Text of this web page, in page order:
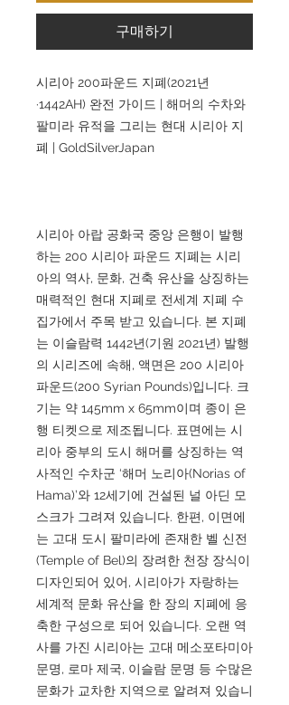
구매하기
시리아 200파운드 지폐(2021년
·1442AH) 완전 가이드 | 해머의 수차와
팔미라 유적을 그리는 현대 시리아 지
폐 | GoldSilverJapan
시리아 아랍 공화국 중앙 은행이 발행
하는 200 시리아 파운드 지폐는 시리
아의 역사, 문화, 건축 유산을 상징하는
매력적인 현대 지폐로 전세계 지폐 수
집가에서 주목 받고 있습니다. 본 지폐
는 이슬람력 1442년(기원 2021년) 발행
의 시리즈에 속해, 액면은 200 시리아
파운드(200 Syrian Pounds)입니다. 크
기는 약 145mm x 65mm이며 종이 은
행 티켓으로 제조됩니다. 표면에는 시
리아 중부의 도시 해머를 상징하는 역
사적인 수차군 ‘해머 노리아(Norias of
Hama)’와 12세기에 건설된 널 아딘 모
스크가 그려져 있습니다. 한편, 이면에
는 고대 도시 팔미라에 존재한 벨 신전
(Temple of Bel)의 장려한 천장 장식이
디자인되어 있어, 시리아가 자랑하는
세계적 문화 유산을 한 장의 지폐에 응
축한 구성으로 되어 있습니다. 오랜 역
사를 가진 시리아는 고대 메소포타미아
문명, 로마 제국, 이슬람 문명 등 수많은
문화가 교차한 지역으로 알려져 있습니